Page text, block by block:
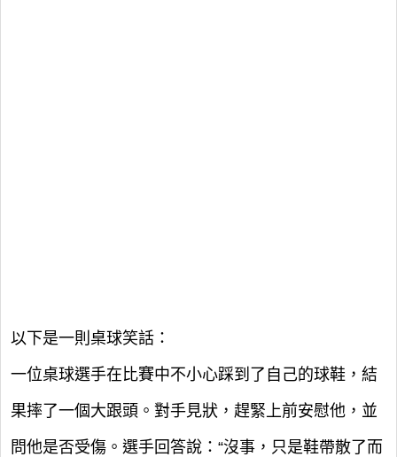
以下是一則桌球笑話：
一位桌球選手在比賽中不小心踩到了自己的球鞋，結
果摔了一個大跟頭。對手見狀，趕緊上前安慰他，並
問他是否受傷。選手回答說：“沒事，只是鞋帶散了而